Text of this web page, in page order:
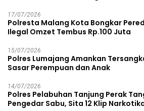
17/07/2026
Polresta Malang Kota Bongkar
Ilegal Omzet Tembus Rp.100 Juta
15/07/2026
Polres Lumajang Amankan
Sasar Perempuan dan Anak
14/07/2026
Polres Pelabuhan Tanjung Perak
Pengedar Sabu, Sita 12 Klip